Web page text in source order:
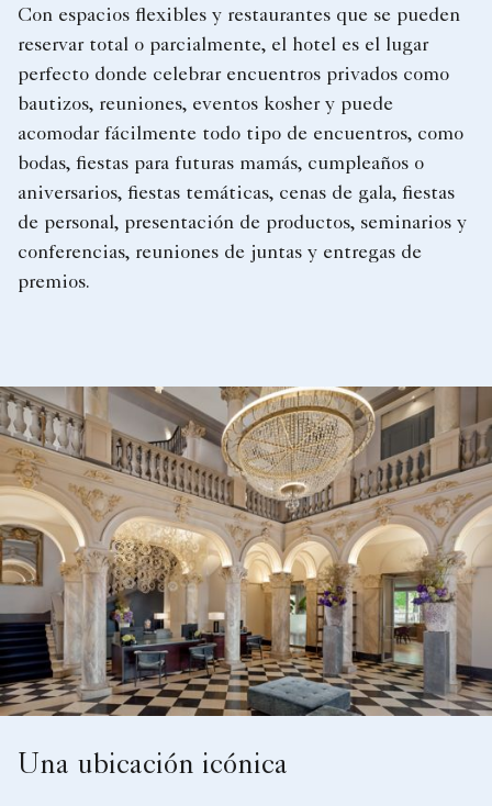
Con espacios flexibles y restaurantes que se pueden
reservar total o parcialmente, el hotel es el lugar
perfecto donde celebrar encuentros privados como
bautizos, reuniones, eventos kosher y puede
acomodar fácilmente todo tipo de encuentros, como
bodas, fiestas para futuras mamás, cumpleaños o
aniversarios, fiestas temáticas, cenas de gala, fiestas
de personal, presentación de productos, seminarios y
conferencias, reuniones de juntas y entregas de
premios.
Una ubicación icónica